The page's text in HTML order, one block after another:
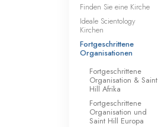
Finden Sie eine Kirche
Ideale Scientology
Kirchen
Fortgeschrittene
Organisationen
Fortgeschrittene
Organisation & Saint
Hill Afrika
Fortgeschrittene
Organisation und
Saint Hill Europa